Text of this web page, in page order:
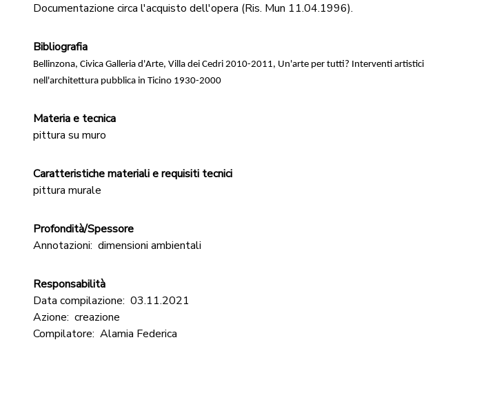
Documentazione circa l'acquisto dell'opera (Ris. Mun 11.04.1996).
Bibliografia
Bellinzona, Civica Galleria d'Arte, Villa dei Cedri 2010-2011, Un'arte per tutti? Interventi artistici
nell'architettura pubblica in Ticino 1930-2000
Materia e tecnica
pittura su muro
Caratteristiche materiali e requisiti tecnici
pittura murale
Profondità/Spessore
Annotazioni: dimensioni ambientali
Responsabilità
Data compilazione: 03.11.2021
Azione: creazione
Compilatore: Alamia Federica